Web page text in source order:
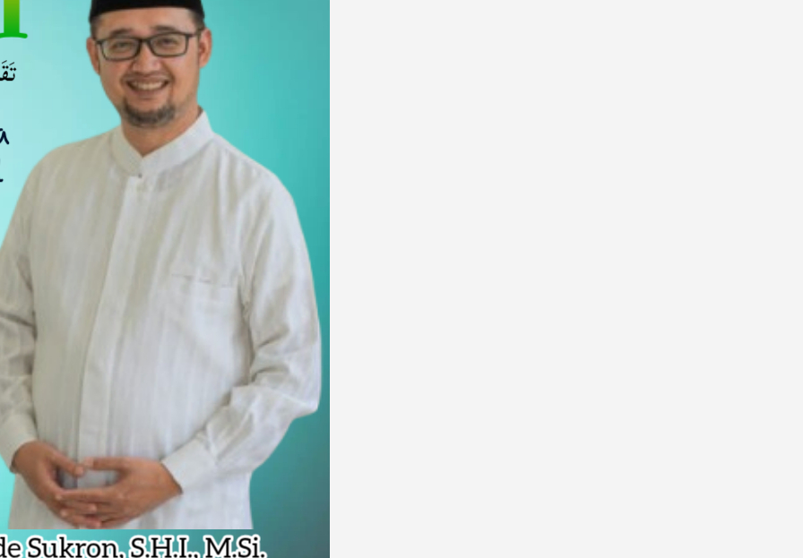
Kali Cileungsi, Kualitas Air Lampaui Baku Mutu